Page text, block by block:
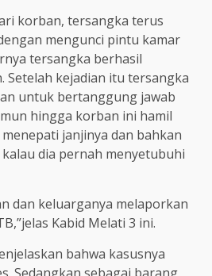
korban, tersangka terus
mengunci pintu kamar
tersangka berhasil
Setelah kejadian itu tersangka
untuk bertanggung jawab
hingga korban ini hamil
janjinya dan bahkan
dia pernah menyetubuhi
dan keluarganya melaporkan
Kabid Melati 3 ini.
bahwa kasusnya